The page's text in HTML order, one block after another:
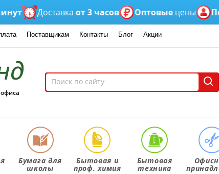
Доставкаот 3 часов Оптовыецены
Поставщикам Контакты Блог Акции
Бумага для
школы
Бытовая и
проф. химия
Бытовая
техника